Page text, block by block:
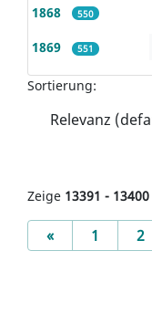
1868 550
1869 551
Sortierung:
Zeige 13391 - 13400
«Previous
1 2